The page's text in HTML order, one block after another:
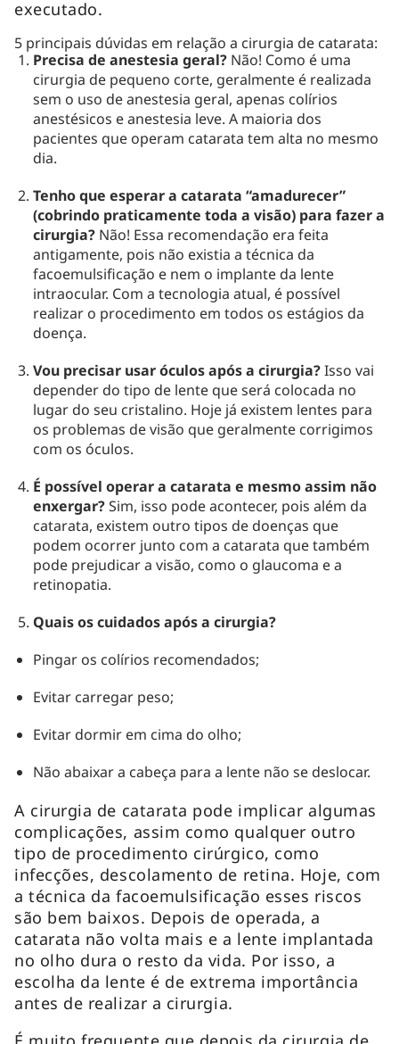
executado.
5 principais dúvidas em relação a cirurgia de catarata:
Precisa de anestesia geral?Não! Como é uma
cirurgia de pequeno corte, geralmente é realizada
sem o uso de anestesia geral, apenas colírios
anestésicos e anestesia leve. A maioria dos
pacientes que operam catarata tem alta no mesmo
dia.
Tenho que esperar a catarata “amadurecer”
(cobrindo praticamente toda a visão) para fazer a
cirurgia? Não! Essa recomendação era feita
antigamente, pois não existia a técnica da
facoemulsificação e nem o implante da lente
intraocular. Com a tecnologia atual, é possível
realizar o procedimento em todos os estágios da
doença.
Vou precisar usar óculos após a cirurgia?Isso vai
depender do tipo de lente que será colocada no
lugar do seu cristalino. Hoje já existem lentes para
os problemas de visão que geralmente corrigimos
com os óculos.
É possível operar a catarata e mesmo assim não
enxergar?Sim, isso pode acontecer, pois além da
catarata, existem outro tipos de doenças que
podem ocorrer junto com a catarata que também
pode prejudicar a visão, como o glaucoma e a
retinopatia.
Quais os cuidados após a cirurgia?
Pingar os colírios recomendados;
Evitar carregar peso;
Evitar dormir em cima do olho;
Não abaixar a cabeça para a lente não se deslocar.
A cirurgia de catarata pode implicar algumas
complicações, assim como qualquer outro
tipo de procedimento cirúrgico, como
infecções, descolamento de retina. Hoje, com
a técnica da facoemulsificação esses riscos
são bem baixos. Depois de operada, a
catarata não volta mais e a lente implantada
no olho dura o resto da vida. Por isso, a
escolha da lente é de extrema importância
antes de realizar a cirurgia.